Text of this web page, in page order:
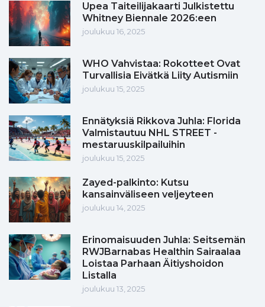
Upea Taiteilijakaarti Julkistettu
Whitney Biennale 2026:een
joulukuu 16, 2025
WHO Vahvistaa: Rokotteet Ovat
Turvallisia Eivätkä Liity Autismiin
joulukuu 15, 2025
Ennätyksiä Rikkova Juhla: Florida
Valmistautuu NHL STREET -
mestaruuskilpailuihin
joulukuu 15, 2025
Zayed-palkinto: Kutsu
kansainväliseen veljeyteen
joulukuu 14, 2025
Erinomaisuuden Juhla: Seitsemän
RWJBarnabas Healthin Sairaalaa
Loistaa Parhaan Äitiyshoidon
Listalla
joulukuu 13, 2025